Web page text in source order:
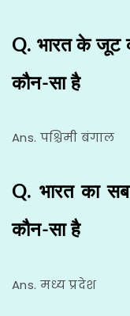
Q. भारत के जूट
कौन-सा है
Ans. पश्चिमी बंगाल
Q. भारत का
कौन-सा है
Ans. मध्य प्रदेश